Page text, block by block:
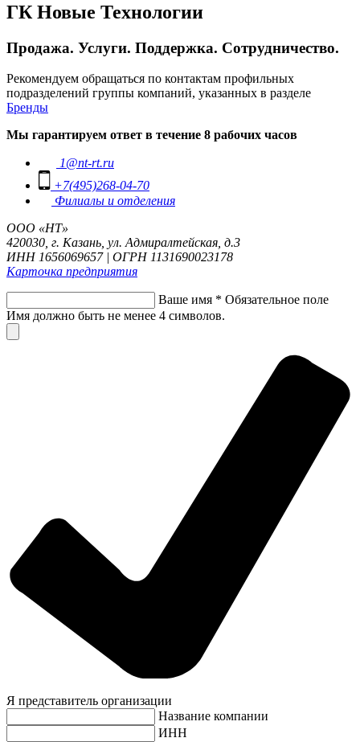
ГК Новые Технологии
Продажа. Услуги. Поддержка. Сотрудничество.
Рекомендуем обращаться по контактам профильных
подразделений группы компаний, указанных в разделе
Бренды
Мы гарантируем ответ в течение 8 рабочих часов
1@nt-rt.ru
+7(495)268-04-70
Филиалы и отделения
ООО «НТ»
420030, г. Казань, ул. Адмиралтейская, д.3
ИНН 1656069657 | ОГРН 1131690023178
Карточка предприятия
Ваше имя * Обязательное поле
Имя должно быть не менее 4 символов.
Я представитель организации
Название компании
ИНН